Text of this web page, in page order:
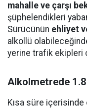
mahalle ve çarşı
şüphelendikleri
Sürücünün ehliyet
alkollü
yerine trafik ekipleri
Alkolmetrede
Kısa süre içerisinde